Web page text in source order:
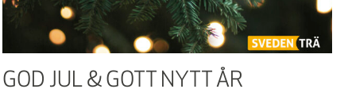
GOD JUL & GOTT NYTT ÅR